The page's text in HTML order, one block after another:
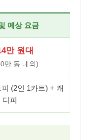
예상 요금
만 원대
만 동 내외)
(2인 1카트) + 캐
디피